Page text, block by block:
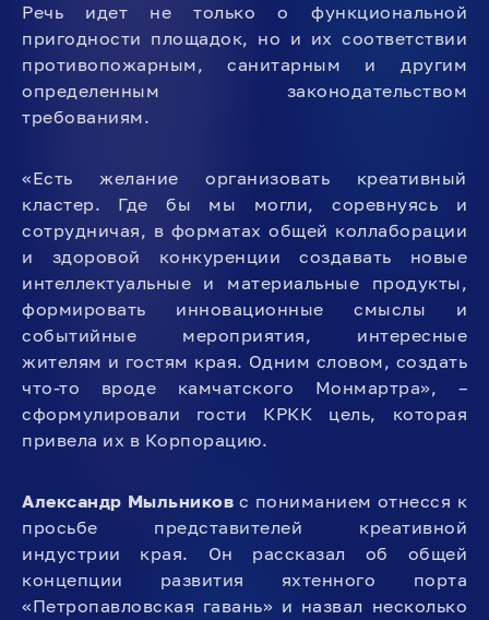
Речь идет не только о функциональной
пригодности площадок, но и их соответствии
противопожарным, санитарным и другим
определенным законодательством
требованиям.
«Есть желание организовать креативный
кластер. Где бы мы могли, соревнуясь и
сотрудничая, в форматах общей коллаборации
и здоровой конкуренции создавать новые
интеллектуальные и материальные продукты,
формировать инновационные смыслы и
событийные мероприятия, интересные
жителям и гостям края. Одним словом, создать
что-то вроде камчатского Монмартра», –
сформулировали гости КРКК цель, которая
привела их в Корпорацию.
Александр Мыльников с пониманием отнесся к
просьбе представителей креативной
индустрии края. Он рассказал об общей
концепции развития яхтенного порта
«Петропавловская гавань» и назвал несколько